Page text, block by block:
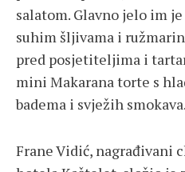
salatom. Glavno jelo im
suhim šljivama i
pred posjetiteljima i
mini Makarana torte s
badema i svježih smokava.
Frane Vidić, nagrađivani